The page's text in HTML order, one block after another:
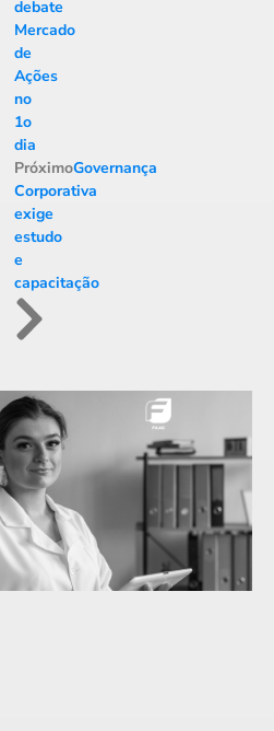
debate
Mercado
de
Ações
no
1o
dia
PróximoGovernança
Corporativa
exige
estudo
e
capacitação